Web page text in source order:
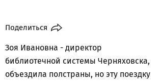
Поделиться
Зоя Ивановна - директор
библиотечной системы Черняховска,
объездила полстраны, но эту поездку